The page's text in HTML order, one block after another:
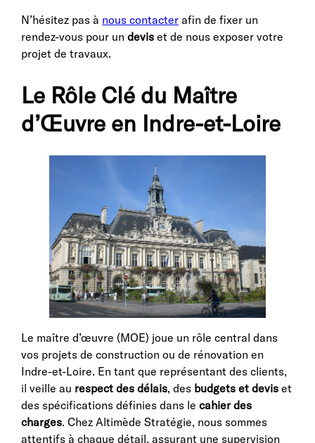
N’hésitez pas à nous contacter afin de fixer un
rendez-vous pour un devis et de nous exposer votre
projet de travaux.
Le Rôle Clé du Maître
d’Œuvre en Indre-et-Loire
Le maître d’œuvre (MOE) joue un rôle central dans
vos projets de construction ou de rénovation en
Indre-et-Loire. En tant que représentant des clients,
il veille au respect des délais, des budgets et devis et
des spécifications définies dans le cahier des
charges. Chez Altimède Stratégie, nous sommes
attentifs à chaque détail, assurant une supervision